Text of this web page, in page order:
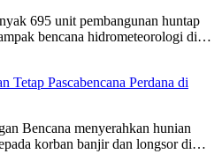
695 unit pembangunan huntap
bencana hidrometeorologi di…
Pascabencana Perdana di
Bencana menyerahkan hunian
korban banjir dan longsor di…